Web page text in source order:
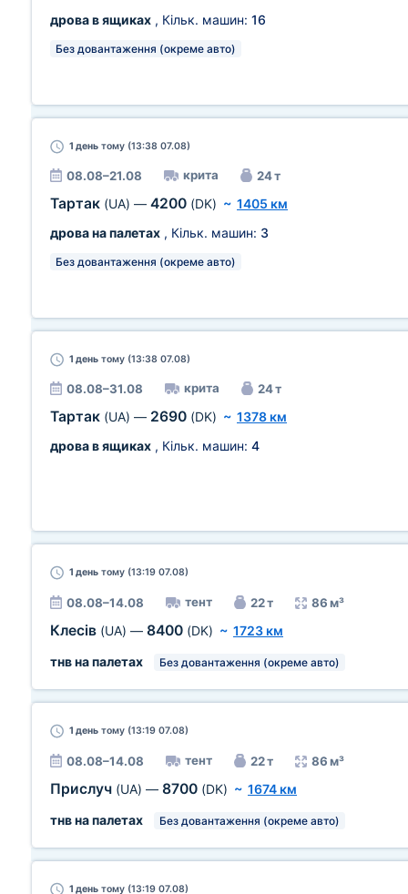
дрова в ящиках , Кільк. машин: 16
Без довантаження (окреме авто)
1 день тому (13:38 07.08)
08.08–21.08 крита 24 т
Тартак (UA) — 4200 (DK) ~ 1405 км
дрова на палетах , Кільк. машин: 3
Без довантаження (окреме авто)
1 день тому (13:38 07.08)
08.08–31.08 крита 24 т
Тартак (UA) — 2690 (DK) ~ 1378 км
дрова в ящиках , Кільк. машин: 4
1 день тому (13:19 07.08)
08.08–14.08 тент 22 т 86 м³
Клесів (UA) — 8400 (DK) ~ 1723 км
тнв на палетах
Без довантаження (окреме авто)
1 день тому (13:19 07.08)
08.08–14.08 тент 22 т 86 м³
Прислуч (UA) — 8700 (DK) ~ 1674 км
тнв на палетах
Без довантаження (окреме авто)
1 день тому (13:19 07.08)